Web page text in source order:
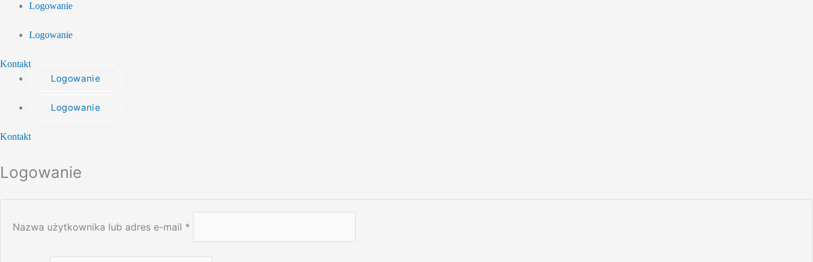
Logowanie
Logowanie
Kontakt
Logowanie
Logowanie
Kontakt
Logowanie
Nazwa użytkownika lub adres e-mail *